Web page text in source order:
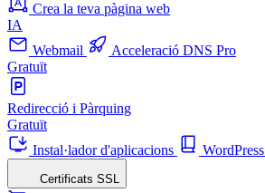
Crea la teva pàgina web
IA
Webmail
Acceleració DNS Pro
Gratuït
Redirecció i Pàrquing
Gratuït
Instal·lador d'aplicacions
WordPress
Certificats SSL